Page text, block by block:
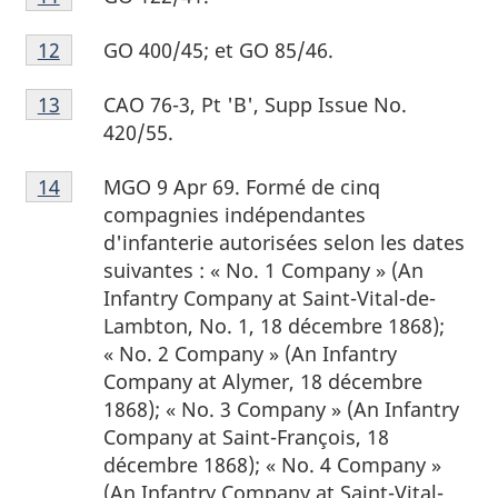
9de
page
10
de
bas
de
page
11
Note
de
bas
de
12
GO 400/45; et GO 85/46.
Retour à la référence de la note de bas de page
12
Note
de
de
page
CAO 76-3, Pt 'B', Supp Issue No.
420/55.
Retour à la référence de la note de bas de page
13
Note
de
MGO 9 Apr 69. Formé de cinq
compagnies indépendantes
d'infanterie autorisées selon les dates
suivantes : « No. 1 Company » (An
Infantry Company at Saint-Vital-de-
Lambton, No. 1, 18 décembre 1868);
« No. 2 Company » (An Infantry
Company at Alymer, 18 décembre
1868); « No. 3 Company » (An Infantry
Company at Saint-François, 18
décembre 1868); « No. 4 Company »
Retour à la référence de la note de bas de page
14